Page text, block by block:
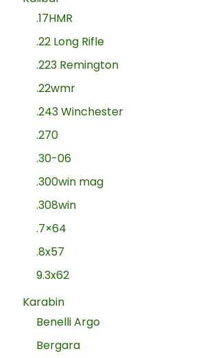
.17HMR
.22 Long Rifle
.223 Remington
.22wmr
.243 Winchester
.270
.30-06
.300win mag
.308win
.7×64
.8x57
9.3x62
Karabin
Benelli Argo
Bergara